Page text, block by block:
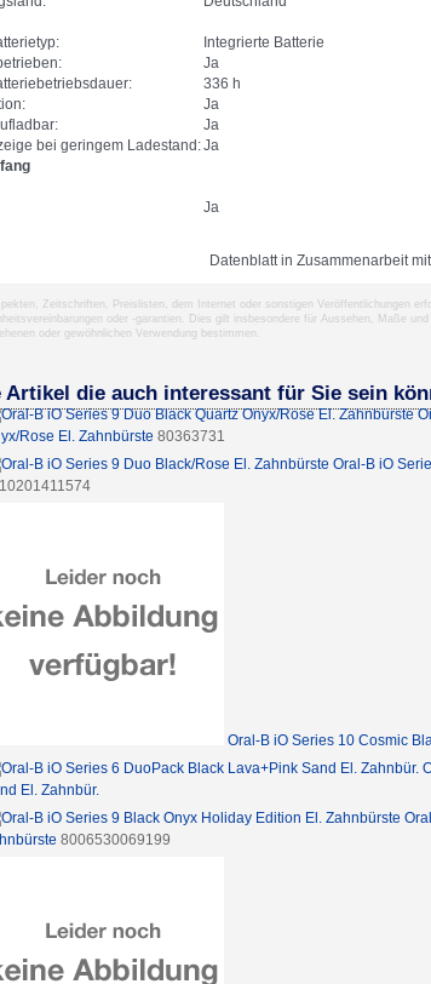
Integrierte Batterie
Ja
336 h
Ja
Ja
bei geringem Ladestand:Ja
Ja
Datenblatt in Zusammenarbeit mit
Zeitschriften, Preislisten, dem Internet oder sonstigen Veröffentlichungen
oder -garantien. Dies gilt insbesondere für Aussehen, Maße
oder gewöhnlichen Verwendung bestimmen.
Artikel die auch interessant für Sie sein
Rose El. Zahnbürste 80363731
Oral-B iO
Oral-B iO Series 10 Cosmic
El. Zahnbür.
8006530069199